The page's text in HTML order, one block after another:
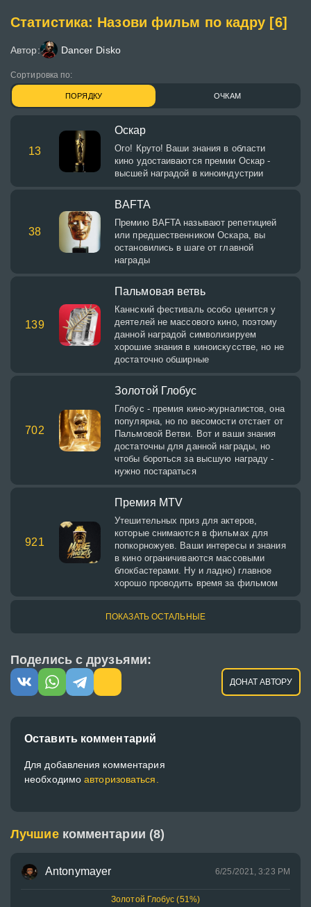
Статистика: Назови фильм по кадру [6]
Автор: Dancer Disko
Сортировка по:
ПОРЯДКУ ОЧКАМ
13
Оскар
Ого! Круто! Ваши знания в области
кино удостаиваются премии Оскар -
высшей наградой в киноиндустрии
38
BAFTA
Премию BAFTA называют репетицией
или предшественником Оскара, вы
остановились в шаге от главной
награды
139
Пальмовая ветвь
Каннский фестиваль особо ценится у
деятелей не массового кино, поэтому
данной наградой символизируем
хорошие знания в киноискусстве, но не
достаточно обширные
702
Золотой Глобус
Глобус - премия кино-журналистов, она
популярна, но по весомости отстает от
Пальмовой Ветви. Вот и ваши знания
достаточны для данной награды, но
чтобы бороться за высшую награду -
нужно постараться
921
Премия MTV
Утешительных приз для актеров,
которые снимаются в фильмах для
попкорножуев. Ваши интересы и знания
в кино ограничиваются массовыми
блокбастерами. Ну и ладно) главное
хорошо проводить время за фильмом
ПОКАЗАТЬ ОСТАЛЬНЫЕ
Поделись с друзьями:
ДОНАТ АВТОРУ
Оставить комментарий
Для добавления комментария
необходимоавторизоваться.
Лучшие комментарии (8)
Antonymayer 6/25/2021, 3:23 PM
Золотой Глобус (51%)